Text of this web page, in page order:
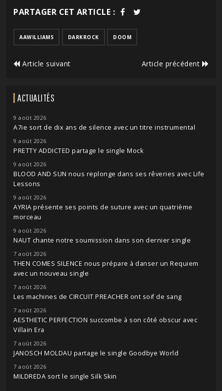
PARTAGER CET ARTICLE :
AAWILLIAMS DARKROCK DOOM
Article suivant Article précédent
ACTUALITÉS
9 août 2026
A7ie sort de dix ans de silence avec un titre instrumental
9 août 2026
PRETTY ADDICTED partage le single Mock
9 août 2026
BLOOD AND SUN nous replonge dans ses rêveries avec Life
Lessons
9 août 2026
AYRIA présente ses points de suture avec un quatrième
morceau
9 août 2026
NAUT chante notre soumission dans son dernier single
7 août 2026
THEN COMES SILENCE nous prépare à danser un Requiem
avec un nouveau single
7 août 2026
Les machines de CIRCUIT PREACHER ont soif de sang
7 août 2026
AESTHETIC PERFECTION succombe à son côté obscur avec
Villain Era
7 août 2026
JANOSCH MOLDAU partage le single Goodbye World
7 août 2026
MILDREDA sort le single Silk Skin